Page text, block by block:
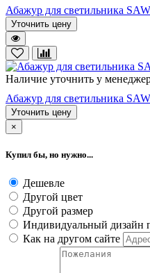
Абажур для светильника
Уточнить цену
Наличие уточнить у
Абажур для светильника
Уточнить цену
×
Купил бы, но нужно...
Дешевле
Другой цвет
Другой размер
Индивидуальный дизайн
Как на другом сайте